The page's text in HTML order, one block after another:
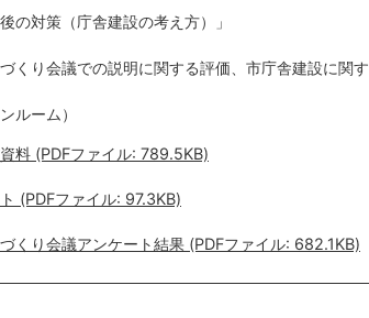
の対策（庁舎建設の考え方）」
くり会議での説明に関する評価、市庁舎建設に関
ルーム）
料 (PDFファイル: 789.5KB)
(PDFファイル: 97.3KB)
くり会議アンケート結果 (PDFファイル: 682.1KB)